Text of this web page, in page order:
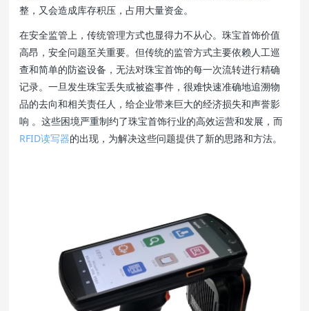
整，又会造成库存积压，占用大量资金。
在安全监管上，传统管理方式也显得力不从心。珠宝首饰价值
高昂，安全问题至关重要。但传统的监管方式主要依赖人工巡
查和简单的防盗设备，无法对珠宝首饰的每一次流转进行精确
记录。一旦发生珠宝丢失或被盗事件，很难快速准确地追溯物
品的去向和相关责任人，给企业带来巨大的经济损失和声誉影
响 。这些困境严重制约了珠宝首饰行业的高效运营和发展，而
RFID读写器的出现，为解决这些问题提供了新的思路和方法。